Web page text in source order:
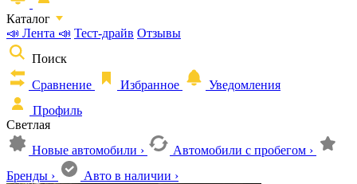
Каталог
📣 Лента 📣 Тест-драйв Отзывы
Поиск
Сравнение
Избранное
Уведомления
Профиль
Светлая
Новые автомобили › Автомобили с пробегом ›
Бренды › Авто в наличии ›